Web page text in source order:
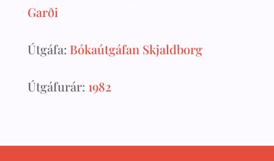
Garði
Útgáfa: Bókaútgáfan Skjaldborg
Útgáfurár: 1982